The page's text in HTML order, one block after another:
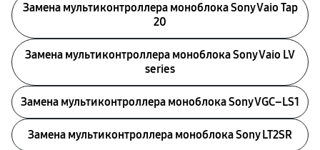
Замена мультиконтроллера моноблока Sony Vaio Tap
20
Замена мультиконтроллера моноблока Sony Vaio LV
series
Замена мультиконтроллера моноблока Sony VGC–LS1
Замена мультиконтроллера моноблока Sony LT2SR